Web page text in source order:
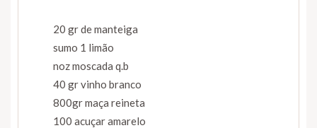
20 gr de manteiga
sumo 1 limão
noz moscada q.b
40 gr vinho branco
800gr maça reineta
100 acuçar amarelo